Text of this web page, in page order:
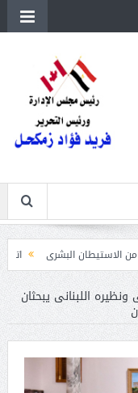
اتحاد الكرة يطلب استضافة أمم
اللبنانى يبحثان